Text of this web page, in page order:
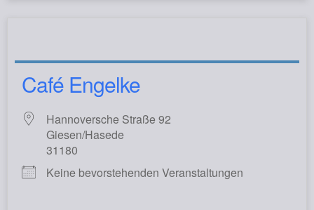
Café Engelke
Hannoversche Straße 92
Giesen/Hasede
31180
Keine bevorstehenden Veranstaltungen